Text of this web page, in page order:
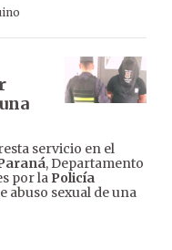
servicio en el
, Departamento
por la Policía
abuso sexual de una